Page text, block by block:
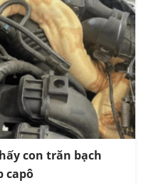
con trăn bạch
capô